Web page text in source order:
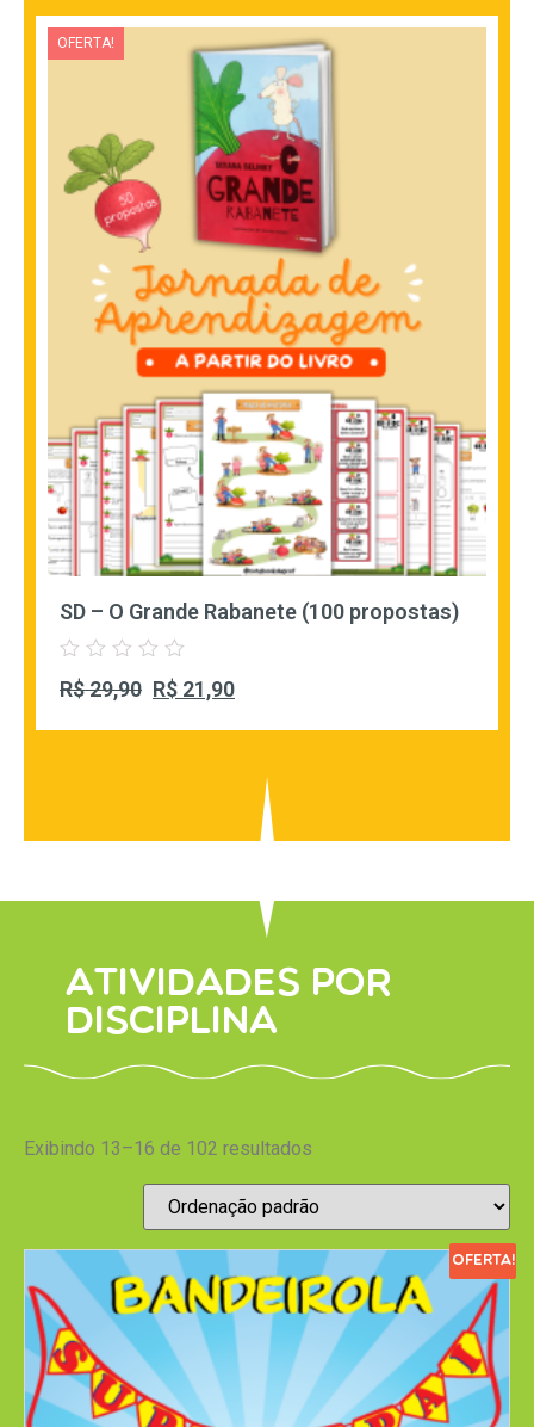
OFERTA!
SD – O Grande Rabanete (100 propostas)
Avaliação
0
5
R$29,90 R$ 21,90
Atividades por
disciplina
Exibindo 13–16 de 102 resultados
Oferta!